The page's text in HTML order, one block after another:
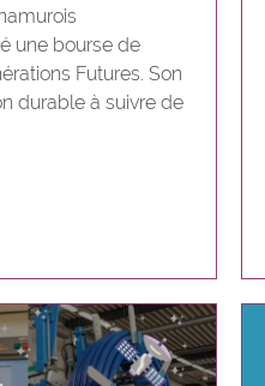
une bourse de
Futures. Son
durable à suivre de